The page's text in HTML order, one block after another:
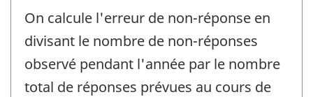
On calcule l'erreur de non-réponse en
divisant le nombre de non-réponses
observé pendant l'année par le nombre
total de réponses prévues au cours de